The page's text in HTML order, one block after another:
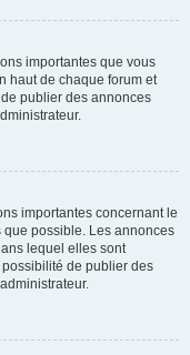
importantes que vous
haut de chaque forum et
publier des annonces
importantes concernant le
possible. Les annonces
lequel elles sont
de publier des